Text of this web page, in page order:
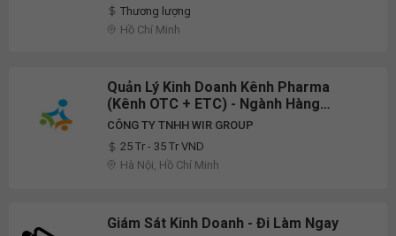
Thương lượng
Hồ Chí Minh
Quản Lý Kinh Doanh Kênh Pharma
(Kênh OTC + ETC) - Ngành Hàng
Beauty & Health
CÔNG TY TNHH WIR GROUP
25 Tr - 35 Tr VND
Hà Nội, Hồ Chí Minh
Giám Sát Kinh Doanh - Đi Làm Ngay